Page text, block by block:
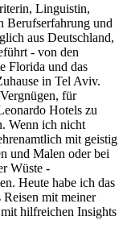
Linguistin,
Berufserfahrung und
aus Deutschland,
- von den
Florida und das
in Tel Aviv.
für
Hotels zu
Wenn ich nicht
mit geistig
und Malen oder bei
Wüste -
Heute habe ich das
mit meiner
hilfreichen Insights